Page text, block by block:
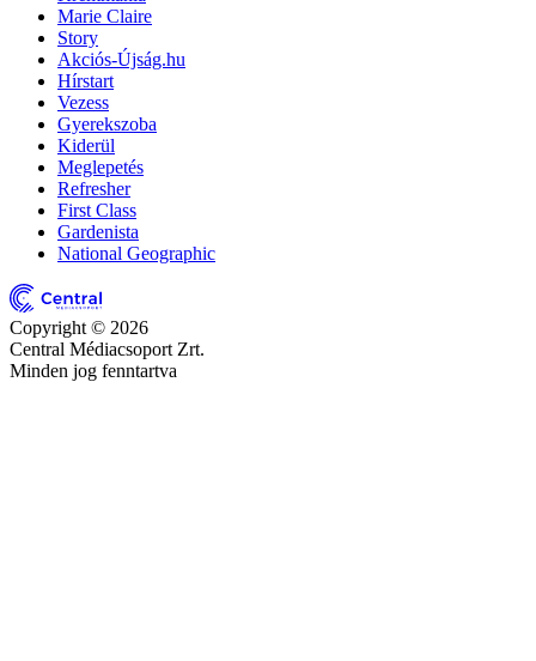
Marie Claire
Story
Akciós-Újság.hu
Hírstart
Vezess
Gyerekszoba
Kiderül
Meglepetés
Refresher
First Class
Gardenista
National Geographic
Copyright © 2026
Central Médiacsoport Zrt.
Minden jog fenntartva